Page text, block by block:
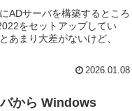
ADサーバを構築するところ
をセットアップしてい
あまり大差がないけど、
2026.01.08
から Windows